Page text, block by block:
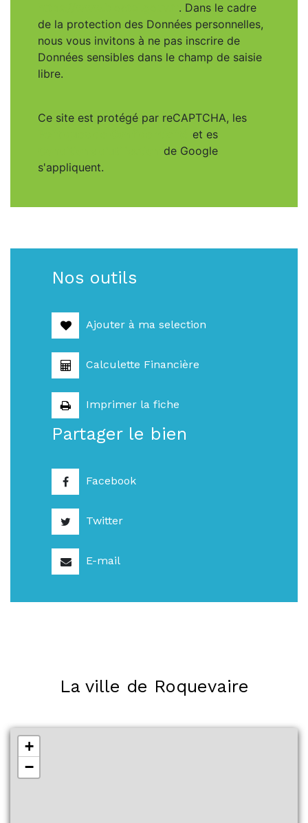
. Dans le cadre
de la protection des Données personnelles,
nous vous invitons à ne pas inscrire de
Données sensibles dans le champ de saisie
libre.
Ce site est protégé par reCAPTCHA, les
et es
de Google
s'appliquent.
Nos outils
Ajouter à ma selection
Calculette Financière
Imprimer la fiche
Partager le bien
Facebook
Twitter
E-mail
La ville de Roquevaire
+
−